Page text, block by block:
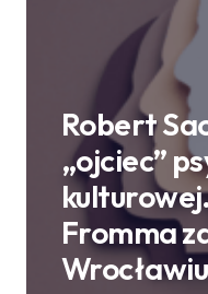
Robert
„ojciec”
Fromma